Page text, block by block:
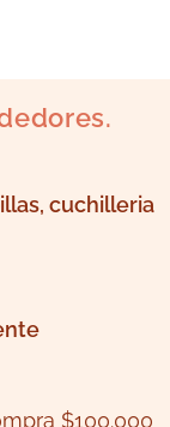
cuchilleria
$100.000